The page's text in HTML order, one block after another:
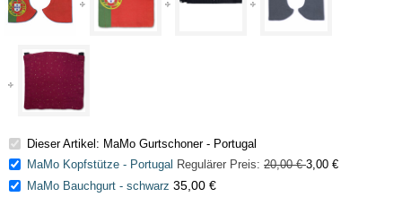
Dieser Artikel: MaMo Gurtschoner - Portugal
MaMo Kopfstütze - Portugal Regulärer Preis: 20,00 €3,00 €
MaMo Bauchgurt - schwarz 35,00 €